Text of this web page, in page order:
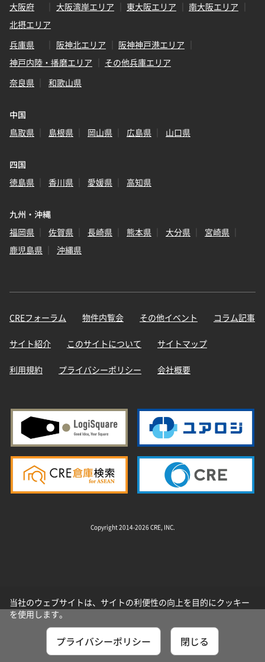
大阪府
大阪湾岸エリア 東大阪エリア
南大阪エリア
北摂エリア
兵庫県
阪神北エリア
阪神神戸港エリア
神戸内陸・播磨エリア
その他兵庫エリア
奈良県
和歌山県
中国
鳥取県
島根県 岡山県 広島県 山口県
四国
徳島県
香川県 愛媛県 高知県
九州・沖縄
福岡県
佐賀県 長崎県 熊本県 大分県
宮崎県
鹿児島県
沖縄県
CREフォーラム 物件内覧会 その他イベント コラム記事
サイト紹介 このサイトについて サイトマップ
利用規約 プライバシーポリシー 会社概要
Copyright 2014-2026 CRE, INC.
当社のウェブサイトは、サイトの利便性の向上を目的にクッキー
を使用します。
プライバシーポリシー 閉じる